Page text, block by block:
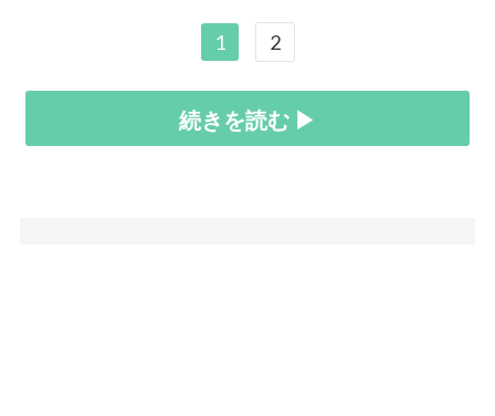
1 2
続きを読む ▶